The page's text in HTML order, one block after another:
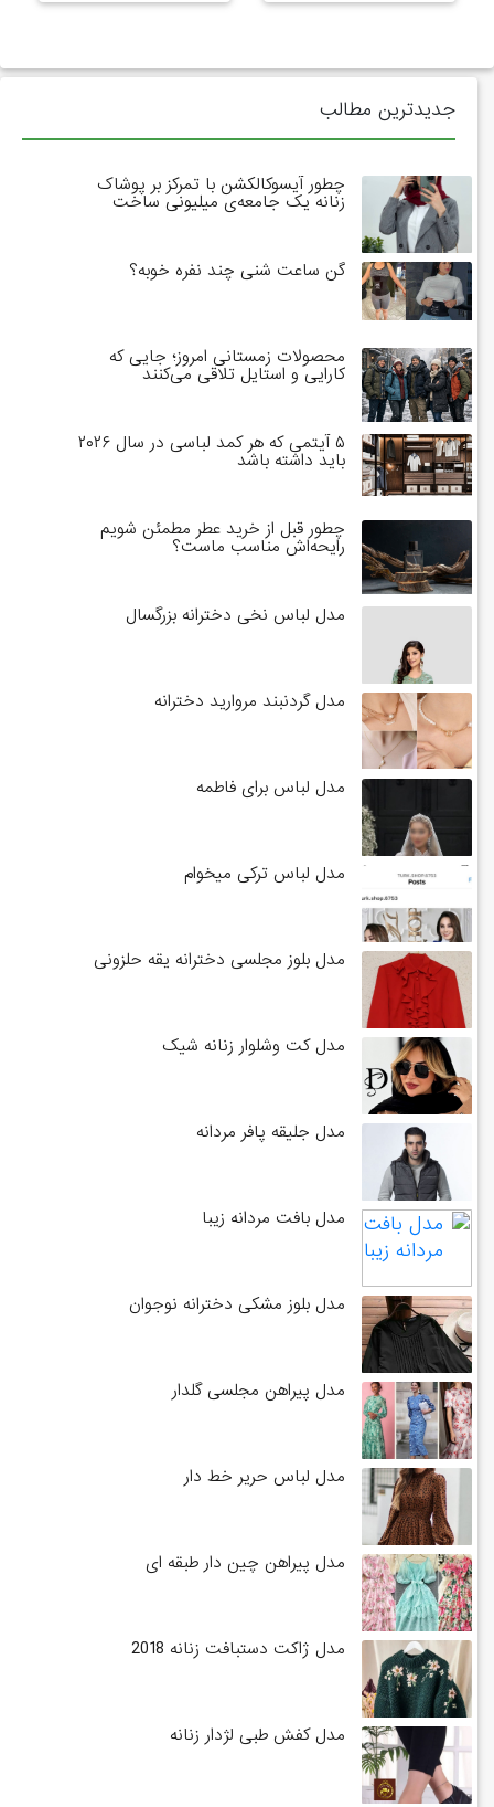
جدیدترین مطالب
چطور آیسوکالکشن با تمرکز بر پوشاک
زنانه یک جامعه‌ی میلیونی ساخت
گن ساعت شنی چند نفره خوبه؟
محصولات زمستانی امروز؛ جایی که
کارایی و استایل تلاقی می‌کنند
۵ آیتمی که هر کمد لباسی در سال ۲۰۲۶
باید داشته باشد
چطور قبل از خرید عطر مطمئن شویم
رایحه‌اش مناسب ماست؟
مدل لباس نخی دخترانه بزرگسال
مدل گردنبند مروارید دخترانه
مدل لباس برای فاطمه
مدل لباس ترکی میخوام
مدل بلوز مجلسی دخترانه یقه حلزونی
مدل کت وشلوار زنانه شیک
مدل جلیقه پافر مردانه
مدل بافت مردانه زیبا
مدل بلوز مشکی دخترانه نوجوان
مدل پیراهن مجلسی گلدار
مدل لباس حریر خط دار
مدل پیراهن چین دار طبقه ای
مدل ژاکت دستبافت زنانه 2018
مدل کفش طبی لژدار زنانه